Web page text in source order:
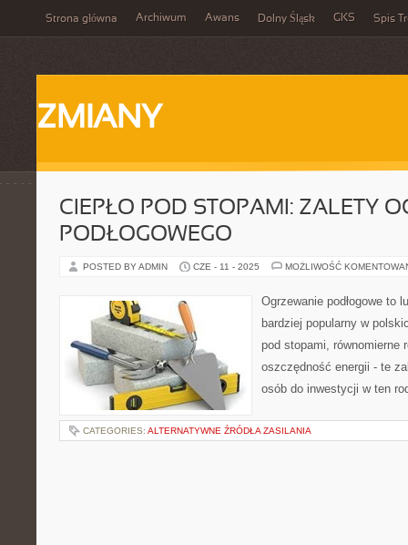
Strona główna Archiwum Awans Dolny Śląsk GKS Spis
ZMIANY
CIEPŁO POD STOPAMI: ZALETY
PODŁOGOWEGO
POSTED BY ADMIN CZE - 11 - 2025 MOŻLIWOŚĆ
Ogrzewanie podłogowe to
bardziej popularny w
pod stopami, równomierne
oszczędność energii - te
osób do inwestycji w ten
CATEGORIES: ALTERNATYWNE ŹRÓDŁA ZASILANIA